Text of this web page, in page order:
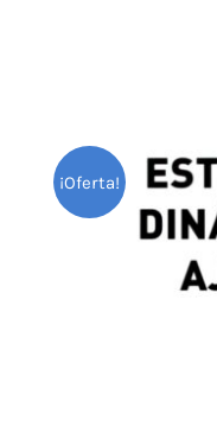
¡Oferta!